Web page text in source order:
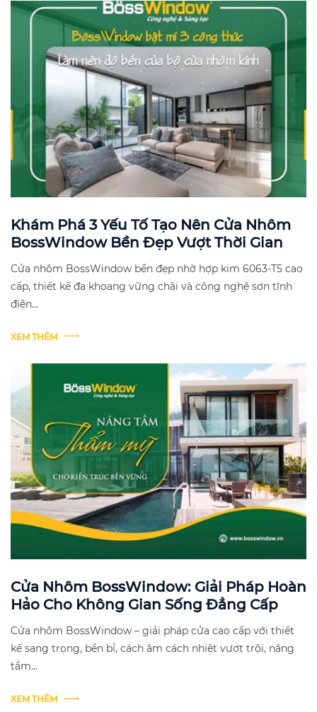
Khám Phá 3 Yếu Tố Tạo Nên Cửa Nhôm
BossWindow Bền Đẹp Vượt Thời Gian
Cửa nhôm BossWindow bền đẹp nhờ hợp kim 6063-T5 cao
cấp, thiết kế đa khoang vững chãi và công nghệ sơn tĩnh
điện...
XEM THÊM
Cửa Nhôm BossWindow: Giải Pháp Hoàn
Hảo Cho Không Gian Sống Đẳng Cấp
Cửa nhôm BossWindow – giải pháp cửa cao cấp với thiết
kế sang trọng, bền bỉ, cách âm cách nhiệt vượt trội, nâng
tầm...
XEM THÊM